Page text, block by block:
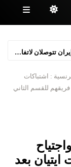
: اشتباكات
للقسم الثاني
بعد